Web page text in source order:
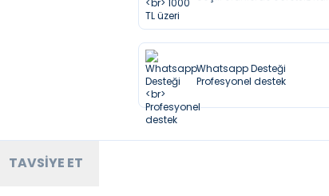
Whatsapp Desteği
Profesyonel destek
TAVSIYE ET